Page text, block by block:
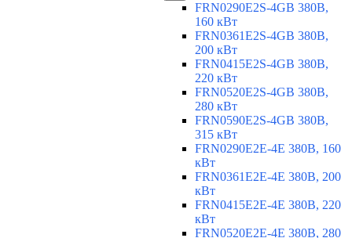
FRN0290E2S-4GB 380В,
160 кВт
FRN0361E2S-4GB 380В,
200 кВт
FRN0415E2S-4GB 380В,
220 кВт
FRN0520E2S-4GB 380В,
280 кВт
FRN0590E2S-4GB 380В,
315 кВт
FRN0290E2E-4E 380В, 160
кВт
FRN0361E2E-4E 380В, 200
кВт
FRN0415E2E-4E 380В, 220
кВт
FRN0520E2E-4E 380В, 280